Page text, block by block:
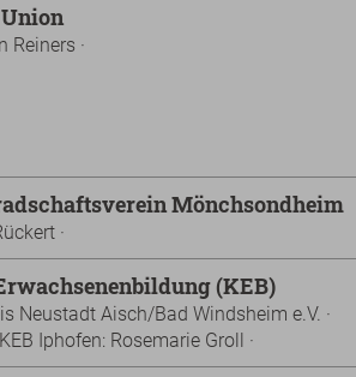
Reiners ·
Mönchsondheim
·
(KEB)
Neustadt Aisch/Bad Windsheim e.V. ·
Iphofen: Rosemarie Groll ·